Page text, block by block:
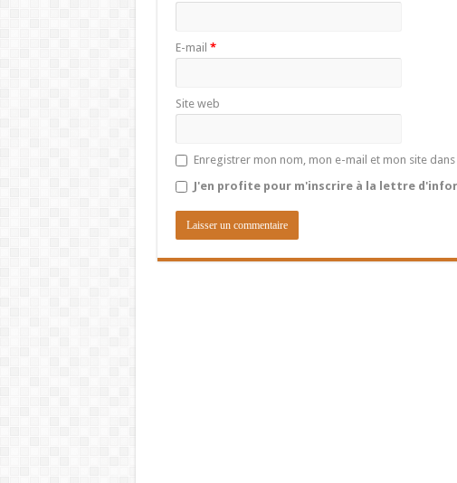
E-mail *
Site web
Enregistrer mon nom, mon e-mail et mon site
J'en profite pour m'inscrire à la lettre